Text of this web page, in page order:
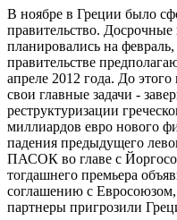
В ноябре в Греции было
правительство.
планировались на
правительстве
апреле 2012 года. До
свои главные задачи -
реструктуризации
миллиардов евро нового
падения предыдущего
ПАСОК во главе с
тогдашнего премьера
соглашению с
партнеры пригрозили